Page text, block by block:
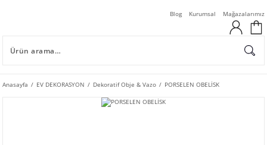
Blog Kurumsal Mağazalarımız
Anasayfa EV DEKORASYON Dekoratif Obje & Vazo PORSELEN OBELİSK